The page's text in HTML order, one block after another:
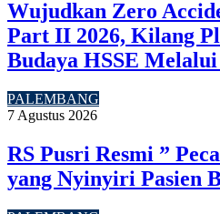
Wujudkan Zero
Part II 2026, Kilang
Budaya HSSE
PALEMBANG
7 Agustus 2026
RS Pusri Resmi ”
yang Nyinyiri Pasien